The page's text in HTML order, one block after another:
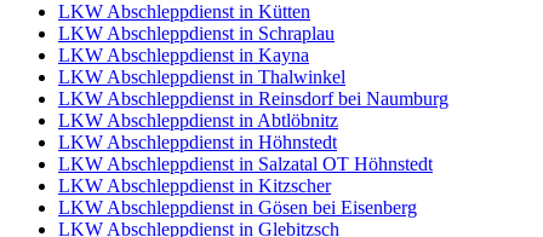
LKW Abschleppdienst in Kütten
LKW Abschleppdienst in Schraplau
LKW Abschleppdienst in Kayna
LKW Abschleppdienst in Thalwinkel
LKW Abschleppdienst in Reinsdorf bei Naumburg
LKW Abschleppdienst in Abtlöbnitz
LKW Abschleppdienst in Höhnstedt
LKW Abschleppdienst in Salzatal OT Höhnstedt
LKW Abschleppdienst in Kitzscher
LKW Abschleppdienst in Gösen bei Eisenberg
LKW Abschleppdienst in Glebitzsch